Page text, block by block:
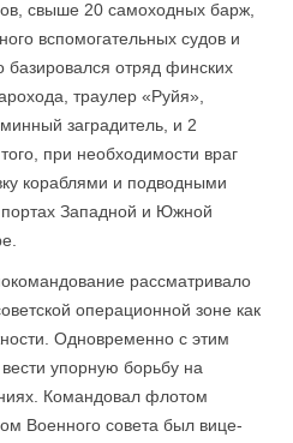
свыше 20 самоходных барж,
вспомогательных судов и
отряд финских
траулер «Руйя»,
заградитель, и 2
при необходимости враг
кораблями и подводными
Западной и Южной
рассматривало
операционной зоне как
Одновременно с этим
упорную борьбу на
Командовал флотом
Военного совета был вице-